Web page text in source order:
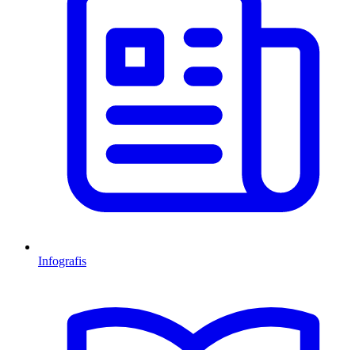
Infografis